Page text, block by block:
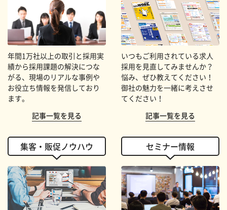
年間1万社以上の取引と採用実
績から採用課題の解決につな
がる、現場のリアルな事例や
お役立ち情報を発信しており
ます。
記事一覧を見る
いつもご利用されている求人
採用を見直してみませんか？
悩み、ぜひ教えてください！
御社の魅力を一緒に考えさせ
てください！
記事一覧を見る
集客・販促ノウハウ セミナー情報